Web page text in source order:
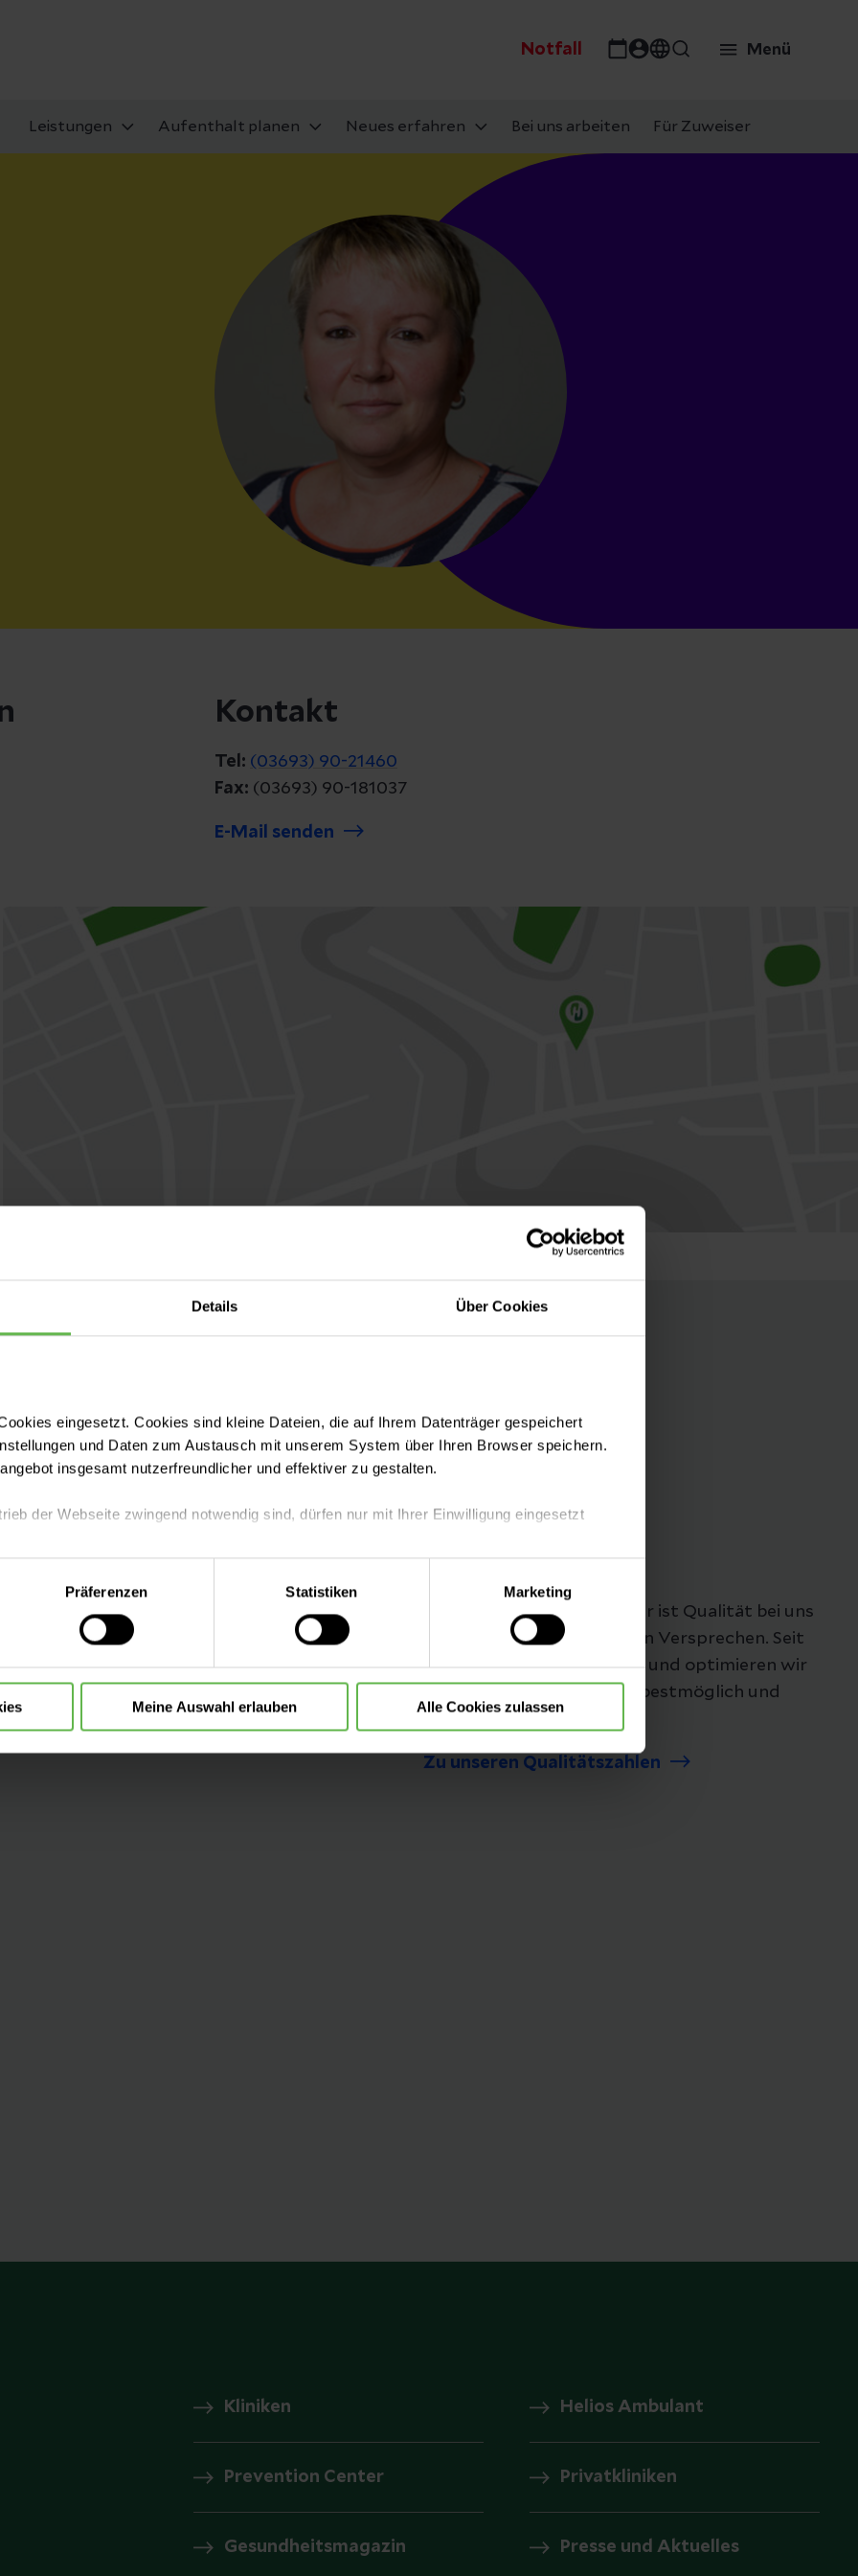
Details Über Cookies
eingesetzt. Cookies sind kleine Dateien, die auf Ihrem Datenträger gespeichert
und Daten zum Austausch mit unserem System über Ihren Browser speichern.
insgesamt nutzerfreundlicher und effektiver zu gestalten.
der Webseite zwingend notwendig sind, dürfen nur mit Ihrer Einwilligung eingesetzt
mit nur den notwendigen Cookies zu benutzen, eine individuelle Auswahl hinsichtlich der
treffen oder durch Auswahl von „Alle Cookies akzeptieren“ in die Verwendung aller Cookies
können Sie jederzeit ändern oder widerrufen.
Präferenzen Statistiken Marketing
Meine Auswahl erlauben Alle Cookies zulassen
Notfall Menü
Leistungen Aufenthalt planen Neues erfahren Bei uns arbeiten Für Zuweiser
Kontakt
Tel: (03693) 90-21460
Fax: (03693) 90-181037
E-Mail senden
Jena
Leistungen Folgen Sie uns
Unsere Qualität
"Besser geht immer!", daher ist Qualität bei uns
nicht nur ein Wort, es ist ein Versprechen. Seit
mehr als 25 Jahren messen und optimieren wir
unsere Qualität, damit sie bestmöglich und
Zu unseren Qualitätszahlen
Kliniken Helios Ambulant
Prevention Center Privatkliniken
Gesundheitsmagazin Presse und Aktuelles